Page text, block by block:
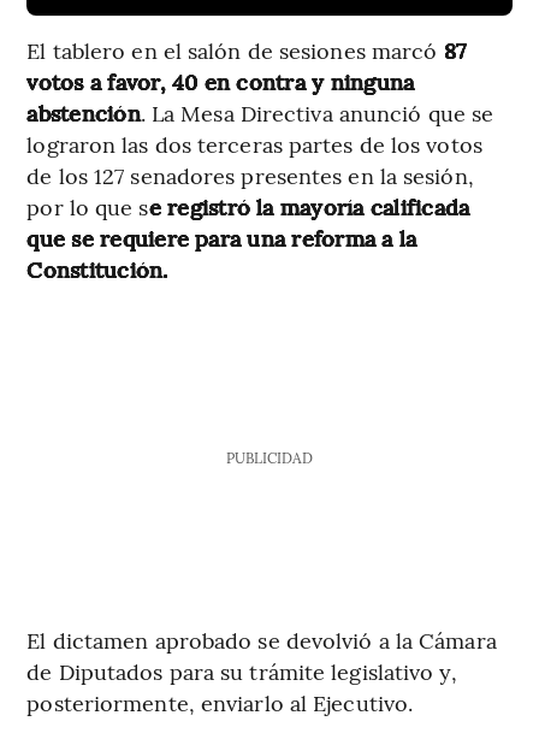
El tablero en el salón de sesiones marcó 87
votos a favor, 40 en contra y ninguna
abstención. La Mesa Directiva anunció que se
lograron las dos terceras partes de los votos
de los 127 senadores presentes en la sesión,
por lo que se registró la mayoría calificada
que se requiere para una reforma a la
Constitución.
PUBLICIDAD
El dictamen aprobado se devolvió a la Cámara
de Diputados para su trámite legislativo y,
posteriormente, enviarlo al Ejecutivo.